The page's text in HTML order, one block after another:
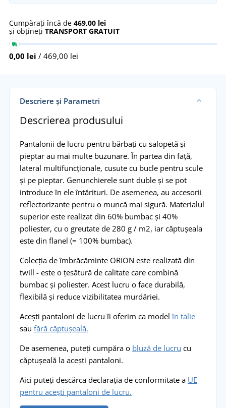
Cumpărați încă de 469,00 lei
și obțineți TRANSPORT GRATUIT
0,00 lei / 469,00 lei
Descriere și Parametri
Descrierea produsului
Pantalonii de lucru pentru bărbați cu salopetă și
pieptar au mai multe buzunare. În partea din față,
lateral multifuncționale, cusute cu bucle pentru scule
și pe pieptar. Genunchierele sunt duble și se pot
introduce în ele întărituri. De asemenea, au accesorii
reflectorizante pentru o muncă mai sigură. Materialul
superior este realizat din 60% bumbac și 40%
poliester, cu o greutate de 280 g / m2, iar căptușeala
este din flanel (= 100% bumbac).
Colecția de îmbrăcăminte ORION este realizată din
twill - este o țesătură de calitate care combină
bumbac și poliester. Acest lucru o face durabilă,
flexibilă și reduce vizibilitatea murdăriei.
Acești pantaloni de lucru îi oferim ca modelîn talie
sau fără căptușeală.
De asemenea, puteți cumpăra o bluză de lucru cu
căptușeală la acești pantaloni.
Aici puteți descărca declarația de conformitate a UE
pentru acești pantaloni de lucru.